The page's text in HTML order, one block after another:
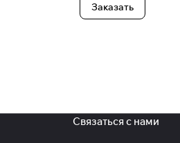
Заказать
Связаться с нами